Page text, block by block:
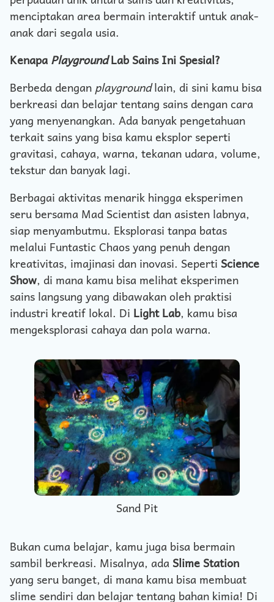
menciptakan area bermain interaktif untuk anak-
anak dari segala usia.
Kenapa PlaygroundLab Sains Ini Spesial?
Berbeda dengan playgroundlain, di sini kamu bisa
berkreasi dan belajar tentang sains dengan cara
yang menyenangkan. Ada banyak pengetahuan
terkait sains yang bisa kamu eksplor seperti
gravitasi, cahaya, warna, tekanan udara, volume,
tekstur dan banyak lagi.
Berbagai aktivitas menarik hingga eksperimen
seru bersama Mad Scientist dan asisten labnya,
siap menyambutmu. Eksplorasi tanpa batas
melalui Funtastic Chaos yang penuh dengan
kreativitas, imajinasi dan inovasi. Seperti Science
Show, di mana kamu bisa melihat eksperimen
sains langsung yang dibawakan oleh praktisi
industri kreatif lokal. Di Light Lab, kamu bisa
mengeksplorasi cahaya dan pola warna.
Sand Pit
Bukan cuma belajar, kamu juga bisa bermain
sambil berkreasi. Misalnya, ada Slime Station
yang seru banget, di mana kamu bisa membuat
slime sendiri dan belajar tentang bahan kimia! Di